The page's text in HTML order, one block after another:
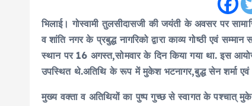
भिलाई। गोस्वामी तुलसीदासजी की जयंती के अवसर पर
व शांति नगर के प्रबुद्ध नागरिको द्वारा काव्य गोष्ठी एवं
स्थान पर 16 अगस्त,सोमवार के दिन किया गया था. इस
उपस्थित थे.अतिथि के रूप में मुकेश भटनागर,बुद्ध सेन शर्मा
मुख्य वक्ता व अतिथियों का पुष्प गुच्छ से स्वागत के पश्चात्